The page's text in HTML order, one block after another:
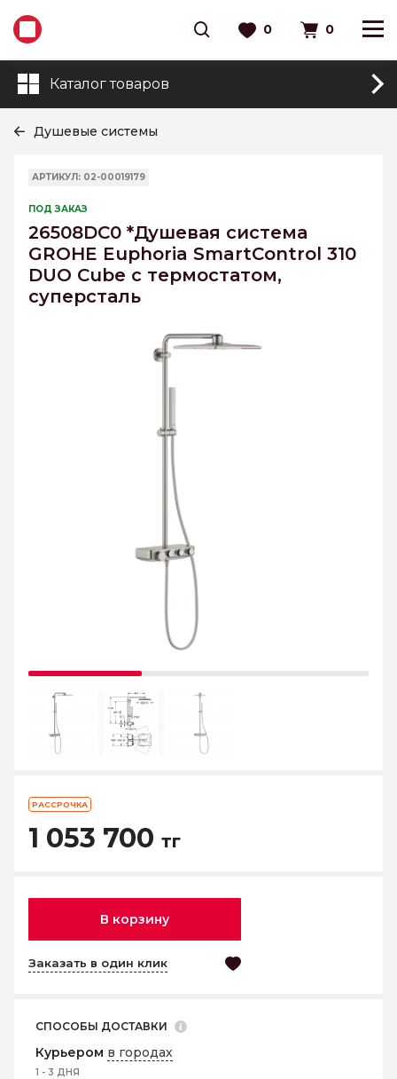
0 0
Каталог товаров
Душевые системы
АРТИКУЛ: 02-00019179
ПОД ЗАКАЗ
26508DC0 *Душевая система
GROHE Euphoria SmartControl 310
DUO Cube с термостатом,
суперсталь
РАССРОЧКА
1 053 700 тг
В корзину
Заказать в один клик
СПОСОБЫ ДОСТАВКИ
Курьером в городах
1 - 3 ДНЯ